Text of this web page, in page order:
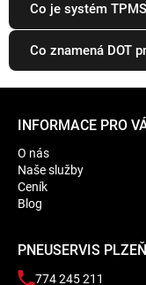
Co je systém
Co znamená DOT
INFORMACE PRO
O nás
Naše služby
Ceník
Blog
PNEUSERVIS PLZEŇ
774 245 211